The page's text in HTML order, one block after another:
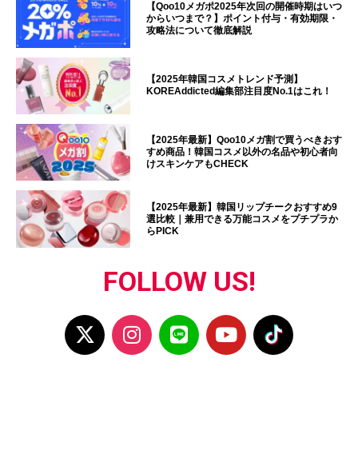
【Qoo10メガポ2025年次回の開催時期はいつ
からいつまで？】ポイント付与・有効期限・
攻略法について徹底解説
【2025年韓国コスメトレンド予測】
KOREAddicted編集部注目度No.1はこれ！
【2025年最新】Qoo10メガ割で買うべきおす
すめ商品！韓国コスメ以外の名品や初心者向
けスキンケアもCHECK
【2025年最新】韓国リップチークおすすめ9
選比較｜兼用できる万能コスメをプチプラか
らPICK
FOLLOW US!